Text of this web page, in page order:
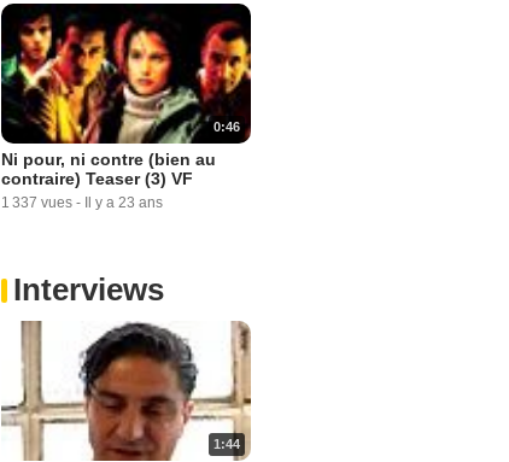
0:46
Ni pour, ni contre (bien au
contraire) Teaser (3) VF
1 337 vues - Il y a 23 ans
Interviews
1:44